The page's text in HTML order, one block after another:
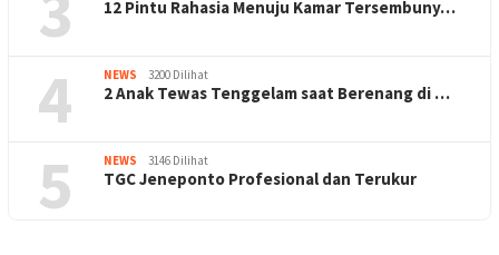
12 Pintu Rahasia Menuju Kamar Tersembuny…
4 NEWS 3200 Dilihat
2 Anak Tewas Tenggelam saat Berenang di …
5 NEWS 3146 Dilihat
TGC Jeneponto Profesional dan Terukur